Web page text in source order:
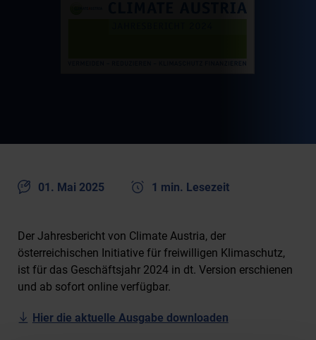
01. Mai 2025 1 min. Lesezeit
Der Jahresbericht von Climate Austria, der
österreichischen Initiative für freiwilligen Klimaschutz,
ist für das Geschäftsjahr 2024 in dt. Version erschienen
und ab sofort online verfügbar.
Hier die aktuelle Ausgabe downloaden